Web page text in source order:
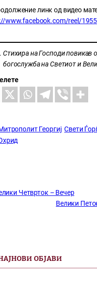
линк од видео
www.facebook.com/reel/
Стихира на Господи повикав
богослужба на Светиот и
Георгиј Свети
Четврток – Вечер
Велики
ОБЈАВИ